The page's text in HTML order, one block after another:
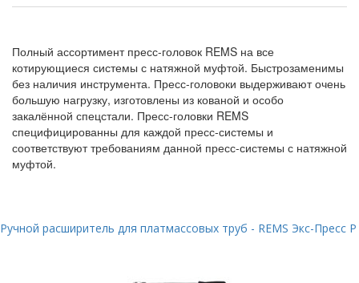
Полный ассортимент пресс-головок REMS на все
котирующиеся системы с натяжной муфтой. Быстрозаменимы
без наличия инструмента. Пресс-головоки выдерживают очень
большую нагрузку, изготовлены из кованой и особо
закалённой спецстали. Пресс-головки REMS
специфицированны для каждой пресс-системы и
соответствуют требованиям данной пресс-системы с натяжной
муфтой.
Ручной расширитель для платмассовых труб - REMS Экс-Пресс P